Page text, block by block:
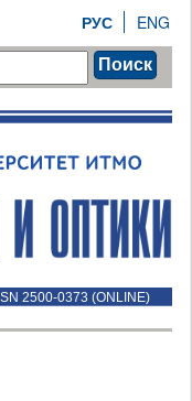
ENG
РУС
Поиск
2500-0373 (ONLINE)